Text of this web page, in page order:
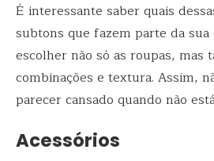
É interessante saber quais
subtons que fazem parte da sua
escolher não só as roupas, mas
combinações e textura. Assim,
parecer cansado quando não
Acessórios